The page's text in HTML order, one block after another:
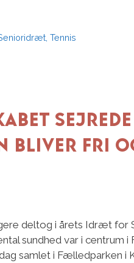
, Tennis
bliver fri
deltog i årets Idræt for
sundhed var i centrum
samlet i Fælledparken i